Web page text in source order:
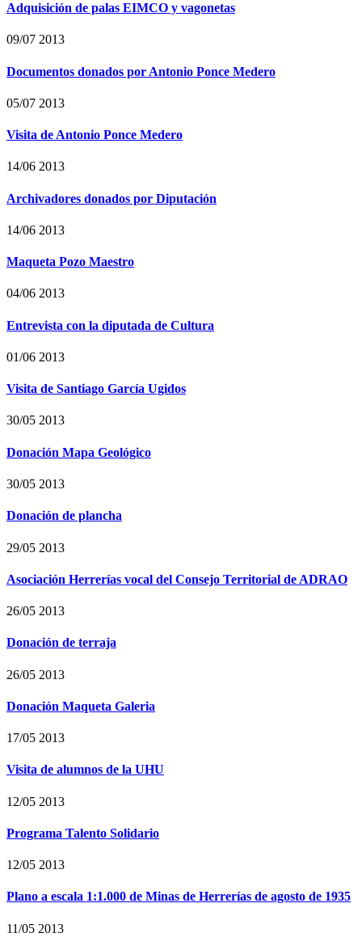
Adquisición de palas EIMCO y vagonetas
09/07 2013
Documentos donados por Antonio Ponce Medero
05/07 2013
Visita de Antonio Ponce Medero
14/06 2013
Archivadores donados por Diputación
14/06 2013
Maqueta Pozo Maestro
04/06 2013
Entrevista con la diputada de Cultura
01/06 2013
Visita de Santiago García Ugidos
30/05 2013
Donación Mapa Geológico
30/05 2013
Donación de plancha
29/05 2013
Asociación Herrerías vocal del Consejo Territorial de ADRAO
26/05 2013
Donación de terraja
26/05 2013
Donación Maqueta Galeria
17/05 2013
Visita de alumnos de la UHU
12/05 2013
Programa Talento Solidario
12/05 2013
Plano a escala 1:1.000 de Minas de Herrerías de agosto de 1935
11/05 2013